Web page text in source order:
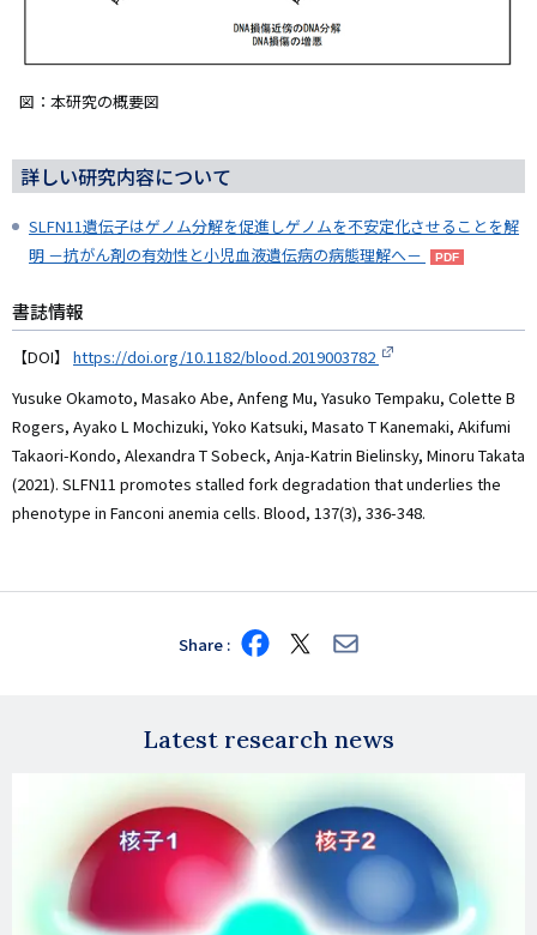
図：本研究の概要図
詳しい研究内容について
SLFN11遺伝子はゲノム分解を促進しゲノムを不安定化させることを解
明 －抗がん剤の有効性と小児血液遺伝病の病態理解へ－
書誌情報
【DOI】 https://doi.org/10.1182/blood.2019003782
Yusuke Okamoto, Masako Abe, Anfeng Mu, Yasuko Tempaku, Colette B
Rogers, Ayako L Mochizuki, Yoko Katsuki, Masato T Kanemaki, Akifumi
Takaori-Kondo, Alexandra T Sobeck, Anja-Katrin Bielinsky, Minoru Takata
(2021). SLFN11 promotes stalled fork degradation that underlies the
phenotype in Fanconi anemia cells. Blood, 137(3), 336-348.
Share Share
on
Share
on
Share
via
Latest research news